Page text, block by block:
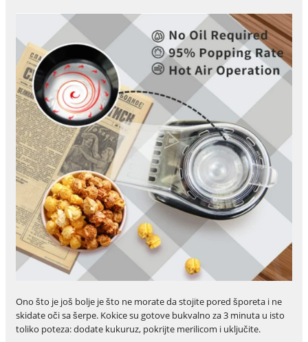
Ono što je još bolje je što ne morate da stojite pored šporeta i ne
skidate oči sa šerpe. Kokice su gotove bukvalno za 3 minuta u isto
toliko poteza: dodate kukuruz, pokrijte merilicom i uključite.